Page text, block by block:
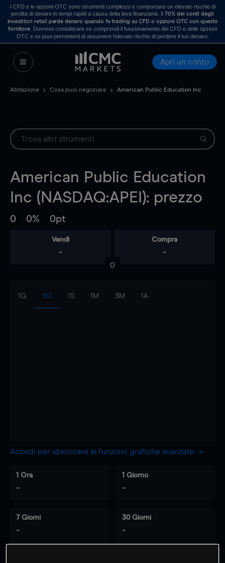
I CFD e le opzioni OTC sono strumenti complessi e comportano un elevato rischio di
perdita di denaro in tempi rapidi a causa della leva finanziaria. Il70% dei conti degli
investitori retail perde denaro quando fa trading su CFD o opzioni OTC con questo
fornitore . Dovresti considerare se comprendi il funzionamento dei CFD e delle opzioni
OTC e se puoi permetterti di assumere l’elevato rischio di perdere il tuo denaro.
Apri un conto
Abitazione Cosa puoi negoziare American Public Education Inc
American Public Education
Inc (NASDAQ:APEI): prezzo
0 0% 0pt
Vendi
-
Compra
-
0
1G 3G 1S 1M 3M 1A
Accedi per sbloccare le funzioni grafiche avanzate
1 Ora
-
1 Giorno
-
7 Giorni
-
30 Giorni
-